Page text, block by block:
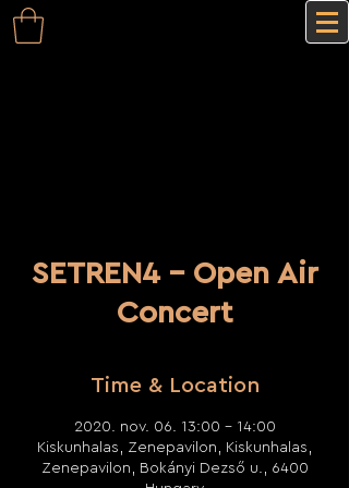
SETREN4 - Open Air
Concert
Time & Location
2020. nov. 06. 13:00 – 14:00
Kiskunhalas, Zenepavilon, Kiskunhalas,
Zenepavilon, Bokányi Dezső u., 6400